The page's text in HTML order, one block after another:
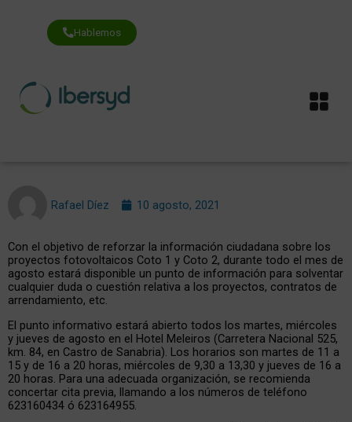
contenido
Hablemos
Rafael Díez 10 agosto, 2021
Con el objetivo de reforzar la información ciudadana sobre los
proyectos fotovoltaicos Coto 1 y Coto 2, durante todo el mes de
agosto estará disponible un punto de información para solventar
cualquier duda o cuestión relativa a los proyectos, contratos de
arrendamiento, etc.
El punto informativo estará abierto todos los martes, miércoles
y jueves de agosto en el Hotel Meleiros (Carretera Nacional 525,
km. 84, en Castro de Sanabria). Los horarios son martes de 11 a
15 y de 16 a 20 horas, miércoles de 9,30 a 13,30 y jueves de 16 a
20 horas. Para una adecuada organización, se recomienda
concertar cita previa, llamando a los números de teléfono
623160434 ó 623164955.